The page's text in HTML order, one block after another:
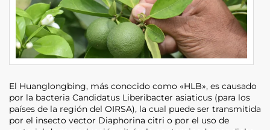
El Huanglongbing, más conocido como «HLB», es causado
por la bacteria Candidatus Liberibacter asiaticus (para los
países de la región del OIRSA), la cual puede ser transmitida
por el insecto vector Diaphorina citri o por el uso de